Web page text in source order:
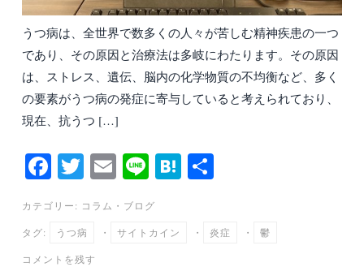
うつ病は、全世界で数多くの人々が苦しむ精神疾患の一つ
であり、その原因と治療法は多岐にわたります。その原因
は、ストレス、遺伝、脳内の化学物質の不均衡など、多く
の要素がうつ病の発症に寄与していると考えられており、
現在、抗うつ […]
Fa
ce
bo
ok
T
tte
r
E
m
ail
Li H
カテゴリー: コラム ・ ブログ
タグ: うつ病 ・ サイトカイン ・ 炎症 ・ 鬱
コメントを残す